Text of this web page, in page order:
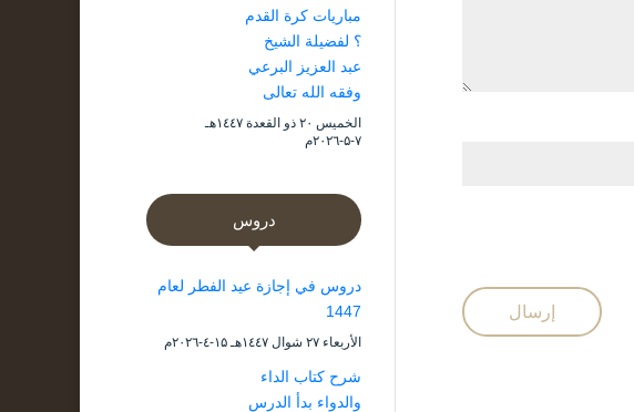
مباريات كرة القدم
؟ لفضيلة الشيخ
عبد العزيز البرعي
وفقه الله تعالى
الخميس ۲۰ ذو القعدة ۱٤٤۷هـ
۷-۵-۲۰۲٦م
دروس
دروس في إجازة عيد الفطر لعام
1447
الأربعاء ۲۷ شوال ۱٤٤۷هـ ۱۵-٤-۲۰۲٦م
شرح كتاب الداء
والدواء بدأ الدرس